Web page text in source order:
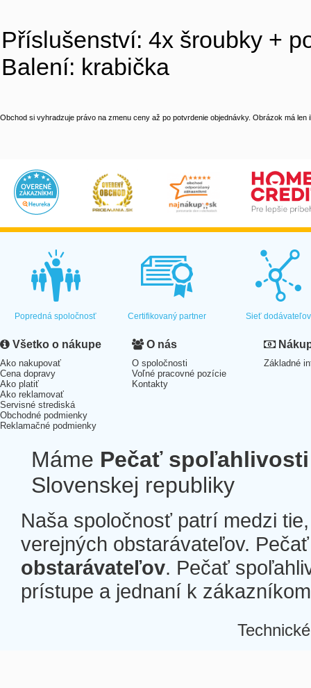
Příslušenství: 4x šroubky +
Balení: krabička
Obchod si vyhradzuje právo na zmenu ceny až po potvrdenie objednávky. Obrázok má len
Popredná spoločnosť Certifikovaný partner Sieť dodávateľov
Všetko o nákupe
Ako nakupovať
Cena dopravy
Ako platiť
Ako reklamovať
Servisné strediská
Obchodné podmienky
Reklamačné podmienky
O nás
O spoločnosti
Voľné pracovné pozície
Kontakty
Základné
Máme Pečať spoľahlivosti
Slovenskej republiky
Naša spoločnosť patrí medzi
verejných obstarávateľov.
obstarávateľov. Pečať
prístupe a jednaní k